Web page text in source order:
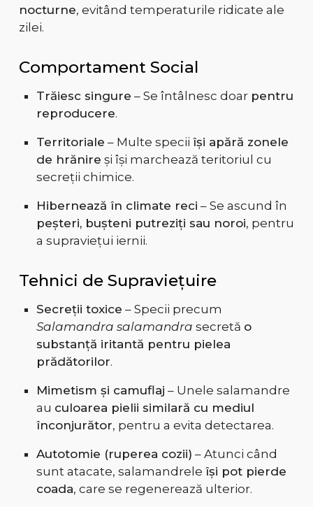
nocturne, evitând temperaturile ridicate ale
zilei.
Comportament Social
Trăiesc singure – Se întâlnesc doar pentru
reproducere.
Territoriale – Multe specii își apără zonele
de hrănire și își marchează teritoriul cu
secreții chimice.
Hibernează în climate reci – Se ascund în
peșteri, bușteni putreziți sau noroi, pentru
a supraviețui iernii.
Tehnici de Supraviețuire
Secreții toxice – Specii precum
Salamandra salamandra secretă o
substanță iritantă pentru pielea
prădătorilor.
Mimetism și camuflaj – Unele salamandre
au culoarea pielii similară cu mediul
înconjurător, pentru a evita detectarea.
Autotomie (ruperea cozii) – Atunci când
sunt atacate, salamandrele își pot pierde
coada, care se regenerează ulterior.